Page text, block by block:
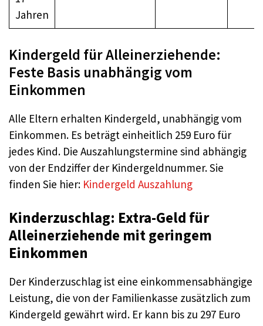
Jahren
Kindergeld für Alleinerziehende:
Feste Basis unabhängig vom
Einkommen
Alle Eltern erhalten Kindergeld, unabhängig vom
Einkommen. Es beträgt einheitlich 259 Euro für
jedes Kind. Die Auszahlungstermine sind abhängig
von der Endziffer der Kindergeldnummer. Sie
finden Sie hier: Kindergeld Auszahlung
Kinderzuschlag: Extra-Geld für
Alleinerziehende mit geringem
Einkommen
Der Kinderzuschlag ist eine einkommensabhängige
Leistung, die von der Familienkasse zusätzlich zum
Kindergeld gewährt wird. Er kann bis zu 297 Euro